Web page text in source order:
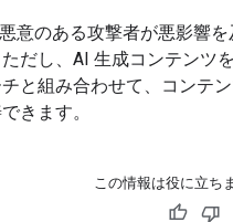
意のある攻撃者が悪影響
だし、AI 生成コンテンツ
と組み合わせて、コンテ
きます。
この情報は役に立ち